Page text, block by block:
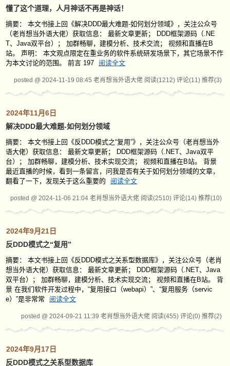
懂了这个道理，人月神话不再是神话！
摘要： 本文书接上回《解决DDD最大难题-如何划分领域》，关注公众号
（老肖想当外语大佬）获取信息： 最新文章更新； DDD框架源码（.NE
T、Java双平台）； 加群畅聊，建模分析、技术交流； 视频和直播在B
站。 声明： 本文观点限定在重业务的软件系统研发场景下，其它场景不作
为本文讨论的范围。 前言 197
阅读全文
posted @ 2024-11-19 08:45 老肖想当外语大佬 阅读(1212) 评论(11) 推荐(3)
2024年11月6日
解决DDD最大难题-如何划分领域
摘要： 本文书接上回《反DDD模式之“复用”》，关注公众号（老肖想当外
语大佬）获取信息： 最新文章更新； DDD框架源码（.NET、Java双平
台）； 加群畅聊，建模分析、技术实现交流； 视频和直播在B站。 背景
最近直播的时候，看到一条留言，问我是否有关于如何划分领域的文章，
翻看了一下，发现关于这么重要的
阅读全文
posted @ 2024-11-06 21:04 老肖想当外语大佬 阅读(2510) 评论(14) 推荐(10)
2024年9月21日
反DDD模式之“复用”
摘要： 本文书接上回《反DDD模式之关系型数据库》，关注公众号（老肖
想当外语大佬）获取信息： 最新文章更新； DDD框架源码（.NET、Java
双平台）； 加群畅聊，建模分析、技术实现交流； 视频和直播在B站。 背
景 在我们软件开发过程中，“复用接口（webapi）”、“复用服务（servic
e）”是非常常
阅读全文
posted @ 2024-09-21 11:39 老肖想当外语大佬 阅读(455) 评论(0) 推荐(2)
2024年9月17日
反DDD模式之关系型数据库